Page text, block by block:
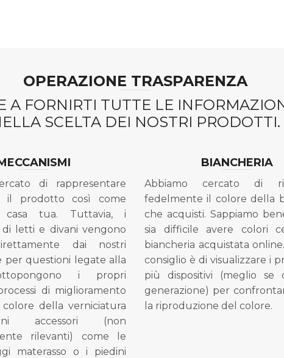
OPERAZIONE TRASPARENZA
A FORNIRTI TUTTE LE
SCELTA DEI NOSTRI PRODOTTI.
di rappresentare
il prodotto così come
tua. Tuttavia, i
di letti e divani vengono
dai nostri
per questioni legate alla
i propri
di miglioramento
della verniciatura
accessori (non
rilevanti) come le
materasso o i piedini
BIANCHERIA
Abbiamo cercato di
fedelmente il colore della
che acquisti. Sappiamo
sia difficile avere colori
biancheria acquistata
consiglio è di visualizzare i
più dispositivi (meglio se
generazione) per
la riproduzione del colore.